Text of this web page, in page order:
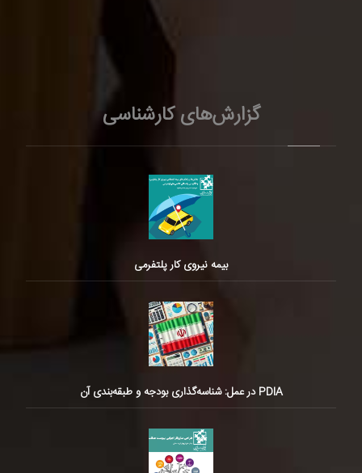
گزارش‌های کارشناسی
بیمه نیروی کار پلتفرمی
PDIA در عمل: شناسه‌گذاری بودجه و طبقه‌بندی آن